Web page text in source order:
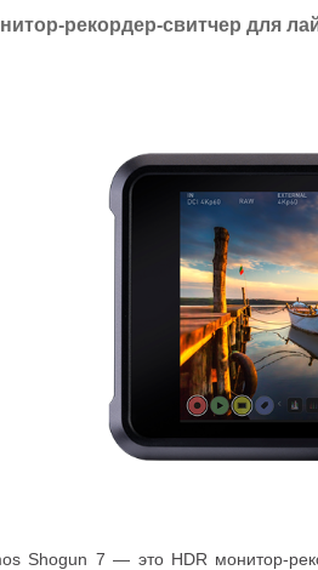
рекордер-свитчер для
Shogun 7 — это HDR монитор-